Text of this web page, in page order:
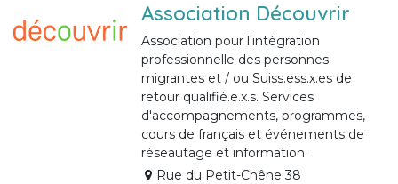
Association Découvrir
Association pour l'intégration
professionnelle des personnes
migrantes et / ou Suiss.ess.x.es de
retour qualifié.e.x.s. Services
d'accompagnements, programmes,
cours de français et événements de
réseautage et information.
Rue du Petit-Chêne 38